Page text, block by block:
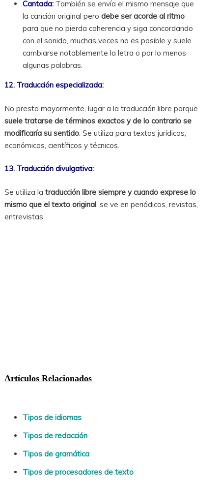
Cantada: También se envía el mismo mensaje que
la canción original perodebe ser acorde al ritmo
para que no pierda coherencia y siga concordando
con el sonido, muchas veces no es posible y suele
cambiarse notablemente la letra o por lo menos
algunas palabras.
12. Traducción especializada:
No presta mayormente, lugar a la traducción libre porque
suele tratarse de términos exactos y de lo contrario se
modificaría su sentido. Se utiliza para textos jurídicos,
económicos, científicos y técnicos.
13. Traducción divulgativa:
Se utiliza la traducción libre siempre y cuando exprese lo
mismo que el texto original, se ve en periódicos, revistas,
entrevistas.
Artículos Relacionados
Tipos de idiomas
Tipos de redacción
Tipos de gramática
Tipos de procesadores de texto